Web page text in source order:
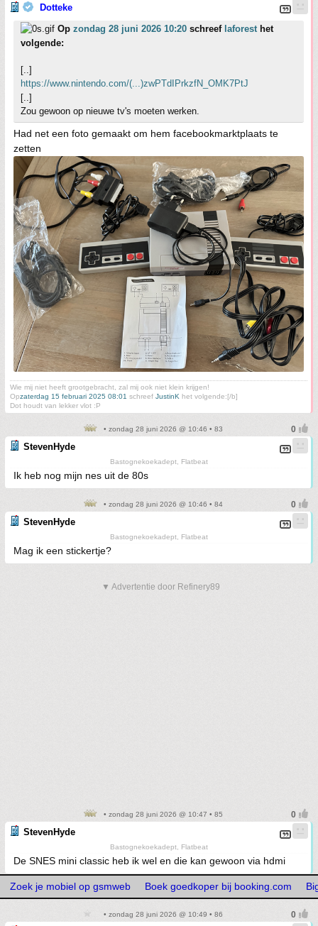
Dotteke
Op zondag 28 juni 2026 10:20 schreef laforesthet
volgende:
[..]
https://www.nintendo.com/(...)zwPTdIPrkzfN_OMK7PtJ
[..]
Zou gewoon op nieuwe tv's moeten werken.
Had net een foto gemaakt om hem facebookmarktplaats te
zetten
Wie mij niet heeft grootgebracht, zal mij ook niet klein krijgen!
Opzaterdag 15 februari 2025 08:01 schreef JustinK het volgende:[/b]
Dot houdt van lekker vlot :P
• zondag 28 juni 2026 @ 10:46 • 83
StevenHyde
Bastognekoekadept, Flatbeat
Ik heb nog mijn nes uit de 80s
• zondag 28 juni 2026 @ 10:46 • 84
StevenHyde
Bastognekoekadept, Flatbeat
Mag ik een stickertje?
▼ Advertentie door Refinery89
• zondag 28 juni 2026 @ 10:47 • 85
StevenHyde
Bastognekoekadept, Flatbeat
De SNES mini classic heb ik wel en die kan gewoon via hdmi
Zoek je mobiel op gsmweb Boek goedkoper bij booking.com
• zondag 28 juni 2026 @ 10:49 • 86